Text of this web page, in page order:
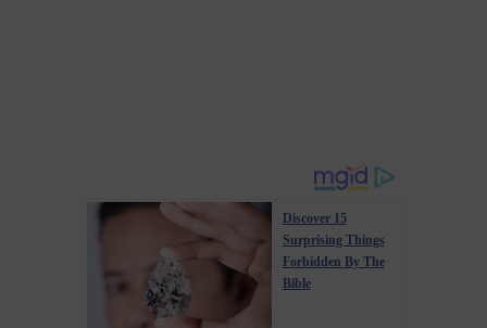
Discover 15
Surprising Things
Forbidden By The
Bible